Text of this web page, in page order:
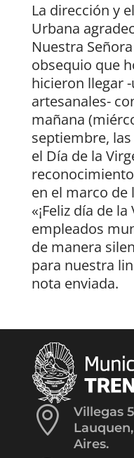
La dirección y
Urbana
Nuestra
obsequio que
hicieron llegar
artesanales-
mañana
septiembre,
el Día de la
en el marco de
«¡Feliz día de
empleados
de manera
para nuestra
nota enviada.

Villegas
Aires.